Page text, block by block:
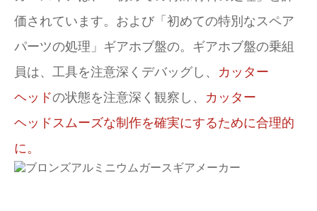
価されています。および「初めての特別なスペア
パーツの処理」ギアホブ盤の。ギアホブ盤の乗組
員は、工具を注意深くデバッグし、 カッター
ヘッドの状態を注意深く観察し、 カッター
ヘッドスムーズな制作を確実にするために合理的
に。